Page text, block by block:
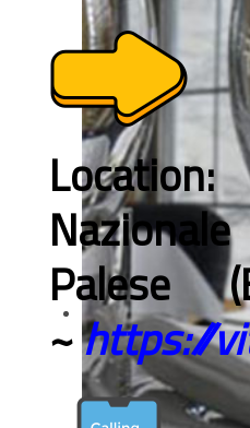
Palese
~https://